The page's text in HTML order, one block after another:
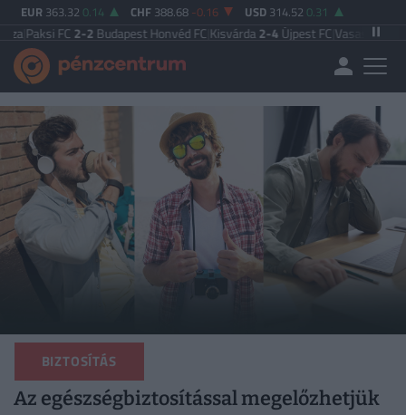
EUR 363.32 0.14 CHF 388.68 -0.16 USD 314.52 0.31
2-2 Budapest Honvéd FC|Kisvárda 2-4Újpest FC|Vasas FC 5-0
BIZTOSÍTÁS
Az egészségbiztosítással megelőzhetjük